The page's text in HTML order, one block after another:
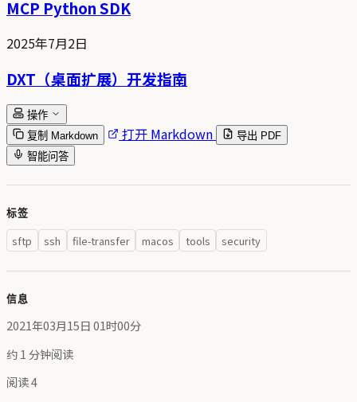
MCP Python SDK
2025年7月2日
DXT（桌面扩展）开发指南
操作
复制 Markdown
打开 Markdown
导出 PDF
智能问答
标签
sftp ssh file-transfer macos tools security
信息
2021年03月15日 01时00分
约 1 分钟阅读
阅读4